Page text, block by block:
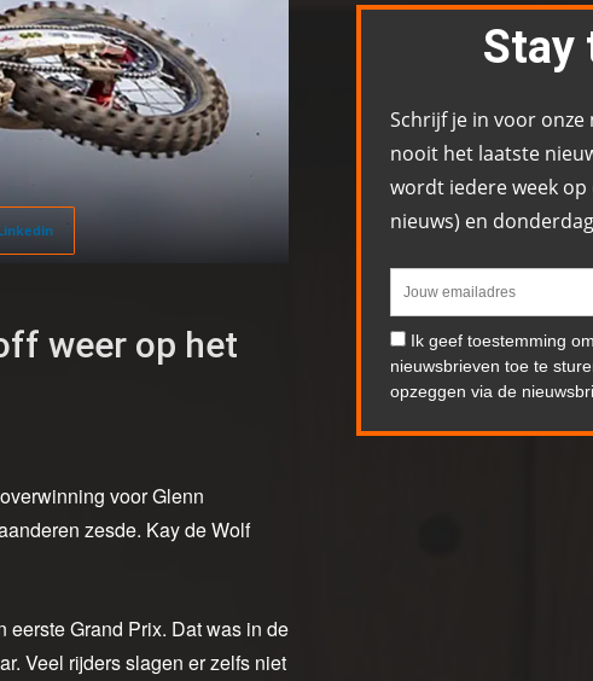
weer op het
voor Glenn
zesde. Kay de Wolf
Grand Prix. Dat was in de
Veel rijders slagen er zelfs niet
Stay
Schrijf je in voor
nooit het laatste
wordt iedere week op
nieuws) en
Ik geef toestemming
nieuwsbrieven toe te
opzeggen via de